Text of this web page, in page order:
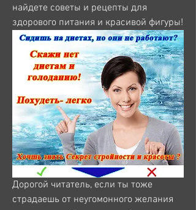
найдете советы и рецепты для
здорового питания и красивой фигуры!
Дорогой читатель, если ты тоже
страдаешь от неугомонного желания